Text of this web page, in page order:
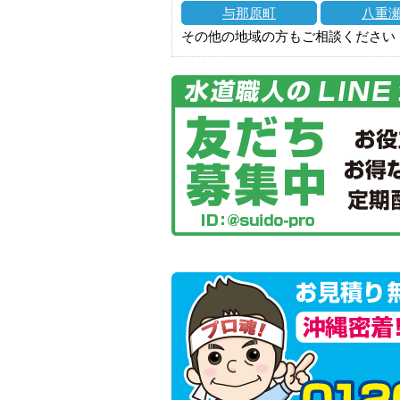
与那原町
八重
その他の地域の方もご相談ください